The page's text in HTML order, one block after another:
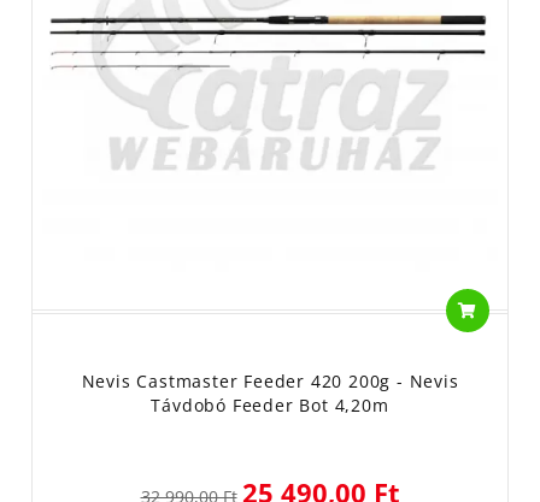
Nevis Castmaster Feeder 420 200g - Nevis
Távdobó Feeder Bot 4,20m
32 990,00 Ft 25 490,00 Ft